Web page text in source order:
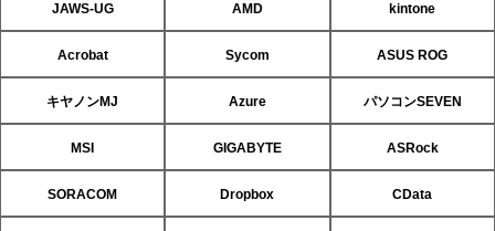
JAWS-UG AMD kintone
Acrobat Sycom ASUS ROG
キヤノンMJ Azure パソコンSEVEN
MSI GIGABYTE ASRock
SORACOM Dropbox CData